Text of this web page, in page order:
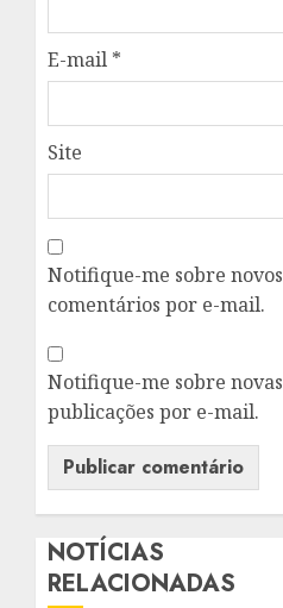
E-mail *
Site
Notifique-me sobre novos
comentários por e-mail.
Notifique-me sobre novas
publicações por e-mail.
NOTÍCIAS
RELACIONADAS